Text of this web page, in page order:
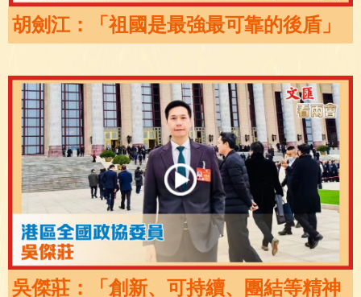
胡劍江：「祖國是最強最可靠的後盾」
吳傑莊：「創新、可持續、團結等精神